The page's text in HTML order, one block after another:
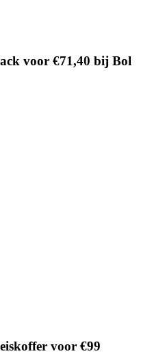
voor €71,40 bij Bol
voor €99